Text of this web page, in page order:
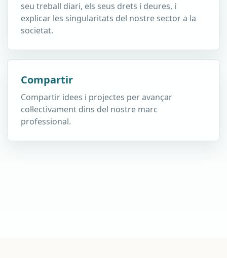
seu treball diari, els seus drets i deures, i
explicar les singularitats del nostre sector a la
societat.
Compartir
Compartir idees i projectes per avançar
col·lectivament dins del nostre marc
professional.